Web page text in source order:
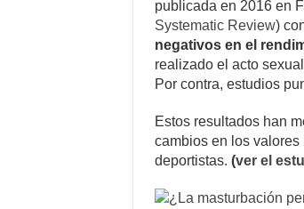
publicada en 2016 en
Systematic Review)
negativos en el
realizado el acto
Por contra, estudios
Estos resultados han
cambios en los
deportistas. (ver el